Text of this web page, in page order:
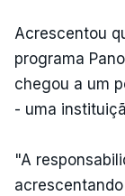
Acrescentou
programa
chegou a um
- uma
"A